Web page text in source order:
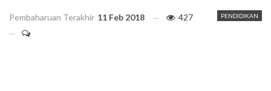
PENDIDIKAN
Pembaharuan Terakhir 11 Feb 2018 427